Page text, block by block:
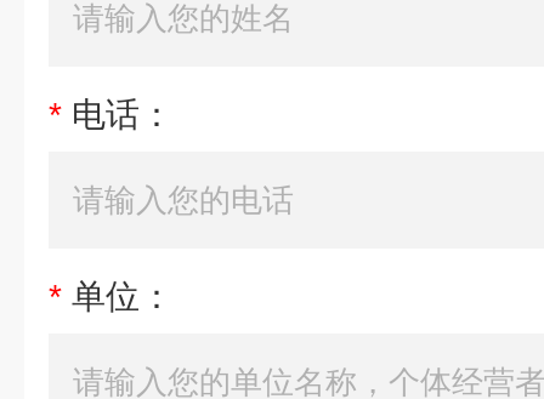
* 电话：
* 单位：